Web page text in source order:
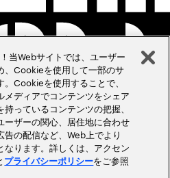
Webサイトでは、ユーザー
、Cookieを使用して一部のサ
Cookieを使用することで、
ディアでコンテンツをシェア
っているコンテンツの把握、
ーザーの関心、居住地に合わせ
の配信など、Web上でより
なります。詳しくは、アクセン
プライバシーポリシーをご参照